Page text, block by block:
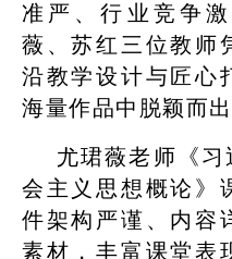
准严、行业竞争
薇、苏红三位教师
沿教学设计与匠心
海量作品中脱颖而
尤珺薇老师《
会主义思想概论》
件架构严谨、内容
素材，丰富课堂表